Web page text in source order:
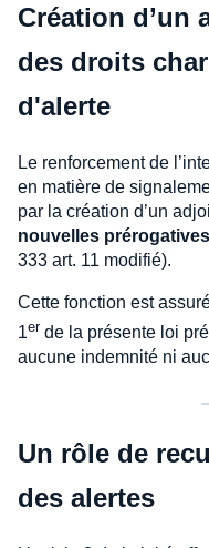
Création d’un
des droits
d'alerte
Le renforcement de
en matière de
par la création d’un
nouvelles prérogatives
333 art. 11 modifié).
Cette fonction est
1er de la présente loi
aucune indemnité ni
Un rôle de
des alertes